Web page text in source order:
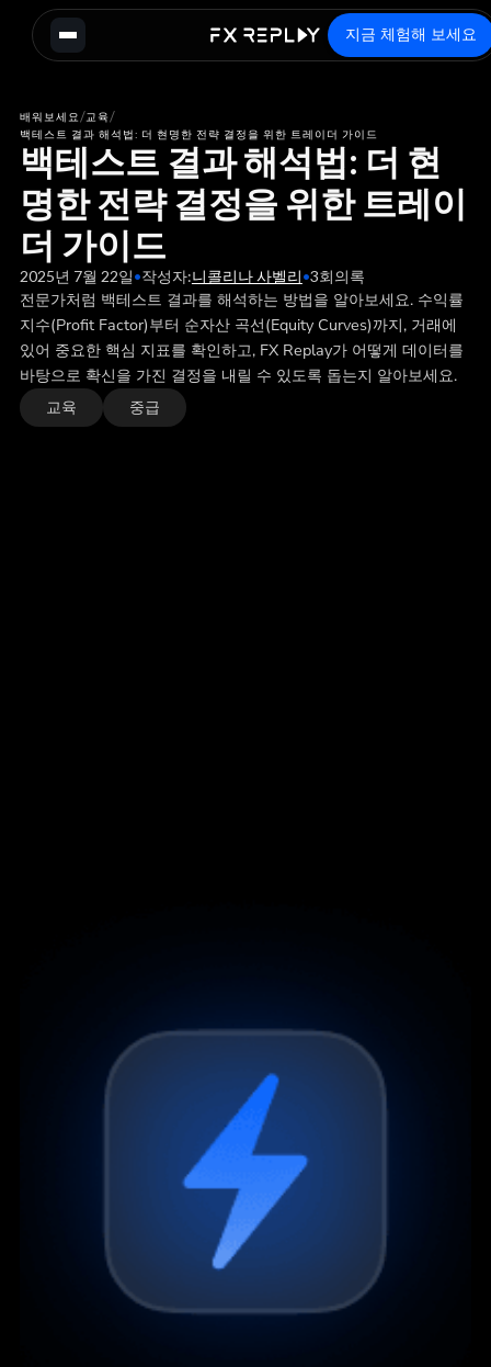
지금 체험해 보세요
배워보세요/교육/
백테스트 결과 해석법: 더 현명한 전략 결정을 위한 트레이더 가이드
백테스트 결과 해석법: 더 현
명한 전략 결정을 위한 트레이
더 가이드
2025년 7월 22일•작성자:니콜리나 사벨리•3회의록
전문가처럼 백테스트 결과를 해석하는 방법을 알아보세요. 수익률
지수(Profit Factor)부터 순자산 곡선(Equity Curves)까지, 거래에
있어 중요한 핵심 지표를 확인하고, FX Replay가 어떻게 데이터를
바탕으로 확신을 가진 결정을 내릴 수 있도록 돕는지 알아보세요.
교육 중급